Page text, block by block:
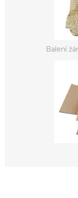
Balení